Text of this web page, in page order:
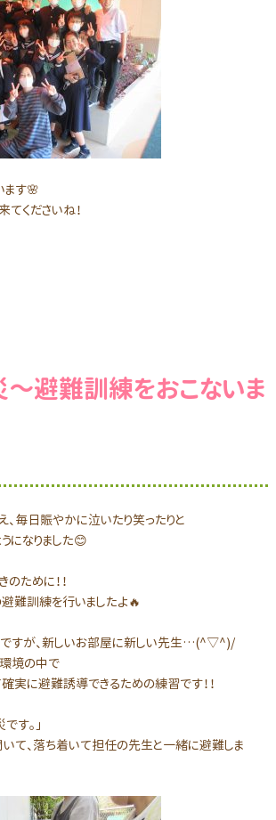
ます🌸
くださいね！
避難訓練をおこないま
、毎日賑やかに泣いたり笑ったりと
になりました😊
のために！！
難訓練を行いましたよ🔥
すが、新しいお部屋に新しい先生…(^▽^)/
境の中で
実に避難誘導できるための練習です！！
す。」
て、落ち着いて担任の先生と一緒に避難しま